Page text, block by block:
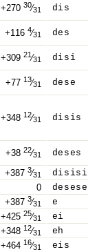
+27030⁄31 dis
+1164⁄31 des
+30921⁄31 disi
+7713⁄31 dese
+34812⁄31 disis
+3822⁄31 deses
+3873⁄31 disisi
0 desese
+3873⁄31 e
+42525⁄31 ei
+34812⁄31 eh
+46416⁄31 eis